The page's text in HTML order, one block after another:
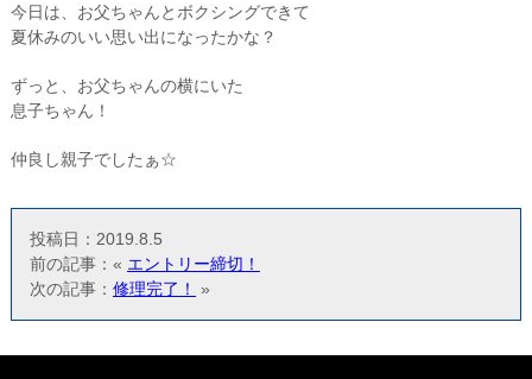
今日は、お父ちゃんとボクシングできて
夏休みのいい思い出になったかな？
ずっと、お父ちゃんの横にいた
息子ちゃん！
仲良し親子でしたぁ☆
投稿日：2019.8.5
前の記事：« エントリー締切！
次の記事： 修理完了！ »